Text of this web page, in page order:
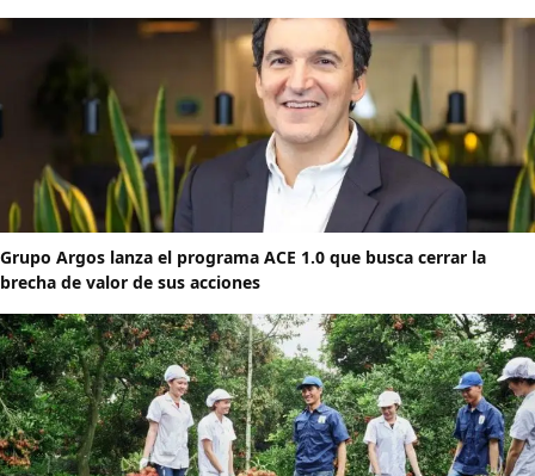
Grupo Argos lanza el programa ACE 1.0 que busca cerrar la
brecha de valor de sus acciones